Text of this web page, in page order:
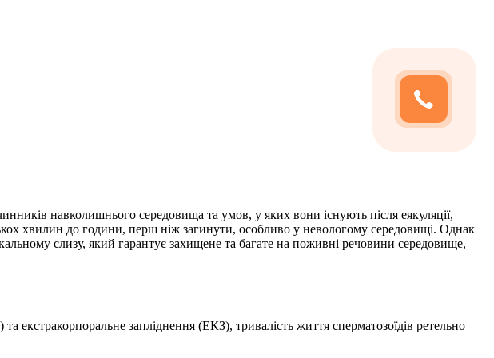
навколишнього середовища та умов, у яких вони існують після еякуляції,
хвилин до години, перш ніж загинути, особливо у невологому середовищі. Однак
слизу, який гарантує захищене та багате на поживні речовини середовище,
екстракорпоральне запліднення (ЕКЗ), тривалість життя сперматозоїдів ретельно